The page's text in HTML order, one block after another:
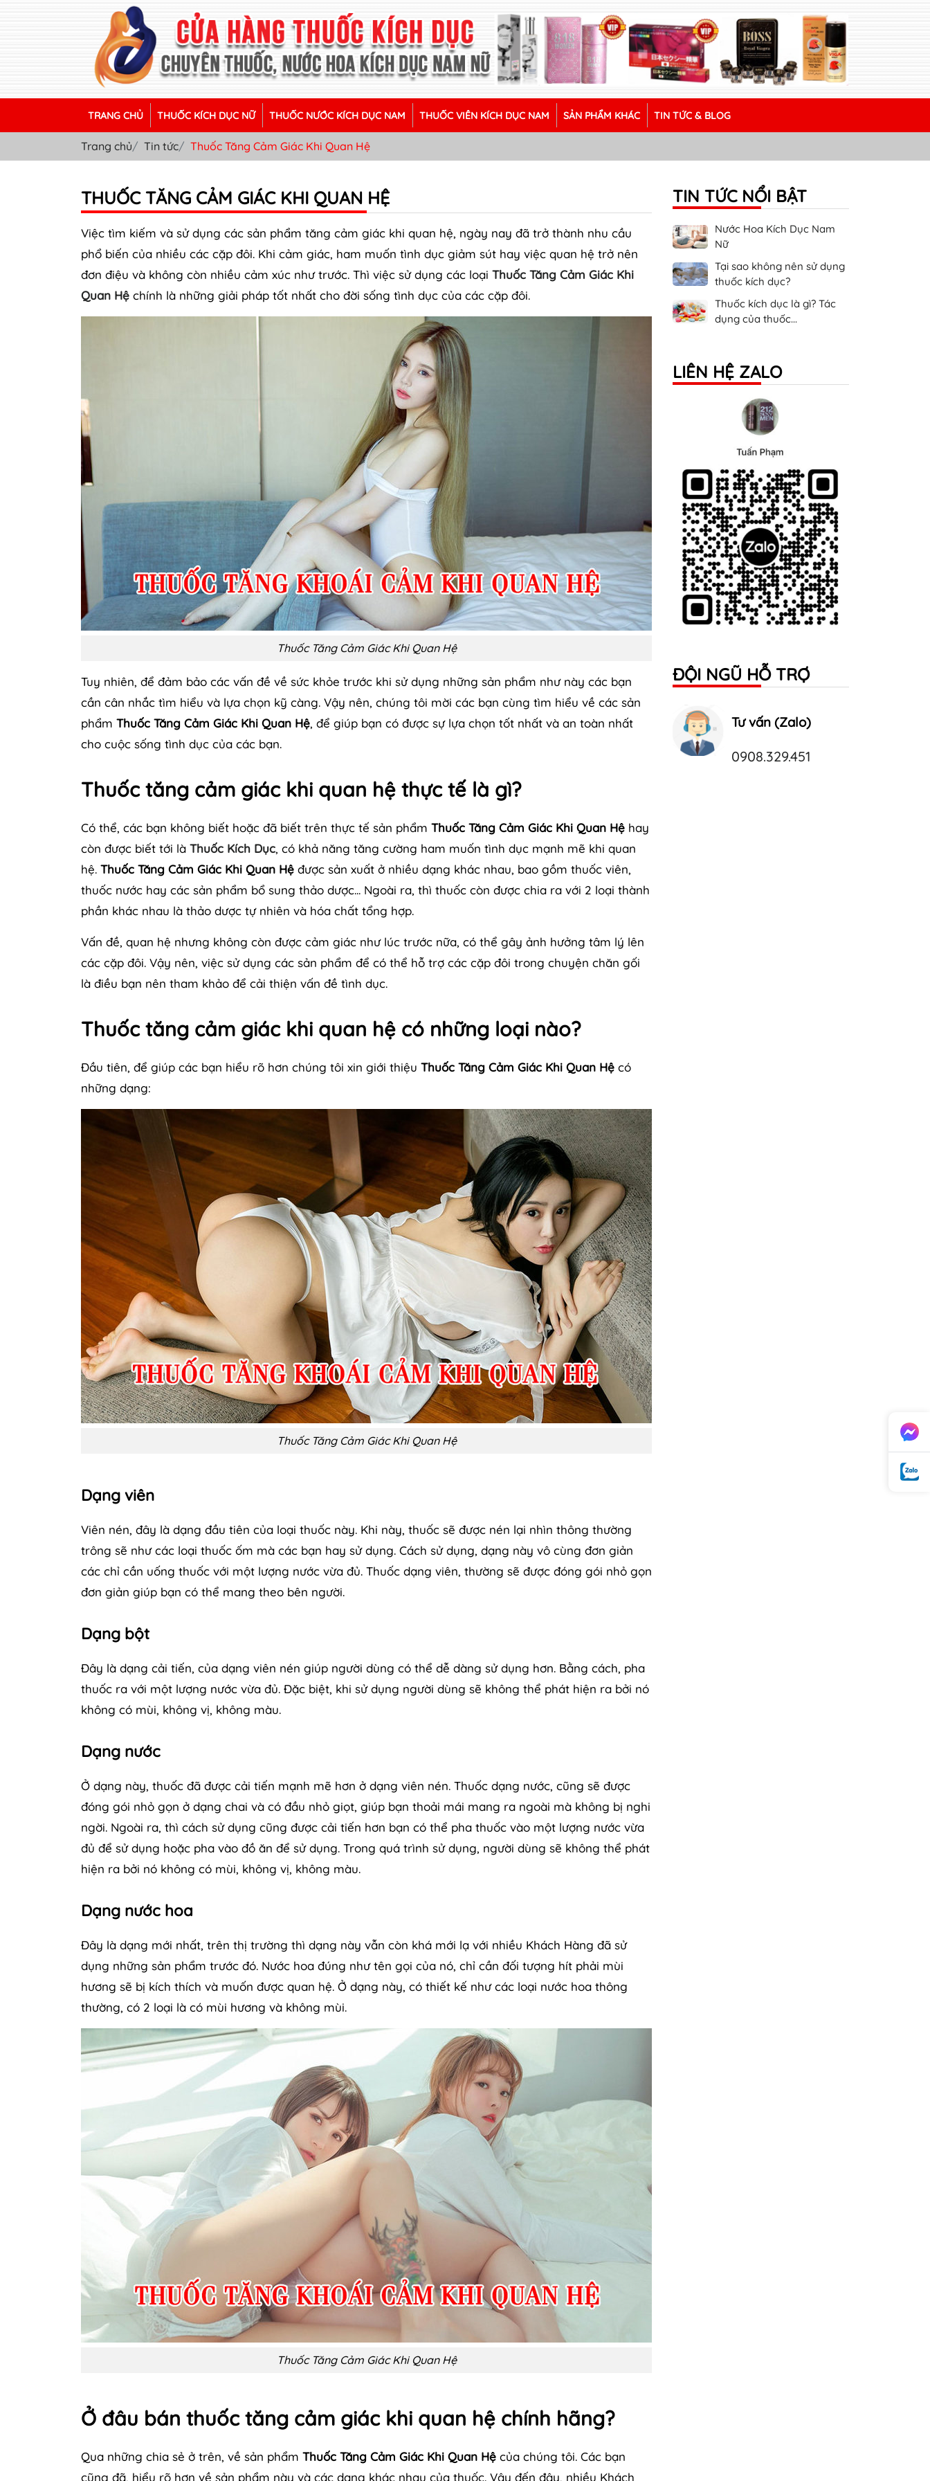
TRANG CHỦ THUỐC KÍCH DỤC NỮ THUỐC NƯỚC KÍCH DỤC NAM THUỐC VIÊN KÍCH DỤC NAM SẢN PHẨM KHÁC TIN TỨC & BLOG
Trang chủ Tin tức Thuốc Tăng Cảm Giác Khi Quan Hệ
THUỐC TĂNG CẢM GIÁC KHI QUAN HỆ
Việc tìm kiếm và sử dụng các sản phẩm tăng cảm giác khi quan hệ, ngày nay đã trở thành nhu cầu
phổ biến của nhiều các cặp đôi. Khi cảm giác, ham muốn tình dục giảm sút hay việc quan hệ trở nên
đơn điệu và không còn nhiều cảm xúc như trước. Thì việc sử dụng các loại Thuốc Tăng Cảm Giác Khi
Quan Hệ chính là những giải pháp tốt nhất cho đời sống tình dục của các cặp đôi.
Thuốc Tăng Cảm Giác Khi Quan Hệ
Tuy nhiên, để đảm bảo các vấn đề về sức khỏe trước khi sử dụng những sản phẩm như này các bạn
cần cân nhắc tìm hiểu và lựa chọn kỹ càng. Vậy nên, chúng tôi mời các bạn cùng tìm hiểu về các sản
phẩm Thuốc Tăng Cảm Giác Khi Quan Hệ, để giúp bạn có được sự lựa chọn tốt nhất và an toàn nhất
cho cuộc sống tình dục của các bạn.
Thuốc tăng cảm giác khi quan hệ thực tế là gì?
Có thể, các bạn không biết hoặc đã biết trên thực tế sản phẩm Thuốc Tăng Cảm Giác Khi Quan Hệ hay
còn được biết tới là Thuốc Kích Dục, có khả năng tăng cường ham muốn tình dục mạnh mẽ khi quan
hệ. Thuốc Tăng Cảm Giác Khi Quan Hệ được sản xuất ở nhiều dạng khác nhau, bao gồm thuốc viên,
thuốc nước hay các sản phẩm bổ sung thảo dược... Ngoài ra, thì thuốc còn được chia ra với 2 loại thành
phần khác nhau là thảo dược tự nhiên và hóa chất tổng hợp.
Vấn đề, quan hệ nhưng không còn được cảm giác như lúc trước nữa, có thể gây ảnh hưởng tâm lý lên
các cặp đôi. Vậy nên, việc sử dụng các sản phẩm để có thể hỗ trợ các cặp đôi trong chuyện chăn gối
là điều bạn nên tham khảo để cải thiện vấn đề tình dục.
Thuốc tăng cảm giác khi quan hệ có những loại nào?
Đầu tiên, để giúp các bạn hiểu rõ hơn chúng tôi xin giới thiệu Thuốc Tăng Cảm Giác Khi Quan Hệ có
những dạng:
Thuốc Tăng Cảm Giác Khi Quan Hệ
Dạng viên
Viên nén, đây là dạng đầu tiên của loại thuốc này. Khi này, thuốc sẽ được nén lại nhìn thông thường
trông sẽ như các loại thuốc ốm mà các bạn hay sử dụng. Cách sử dụng, dạng này vô cùng đơn giản
các chỉ cần uống thuốc với một lượng nước vừa đủ. Thuốc dạng viên, thường sẽ được đóng gói nhỏ gọn
đơn giản giúp bạn có thể mang theo bên người.
Dạng bột
Đây là dạng cải tiến, của dạng viên nén giúp người dùng có thể dễ dàng sử dụng hơn. Bằng cách, pha
thuốc ra với một lượng nước vừa đủ. Đặc biệt, khi sử dụng người dùng sẽ không thể phát hiện ra bởi nó
không có mùi, không vị, không màu.
Dạng nước
Ở dạng này, thuốc đã được cải tiến mạnh mẽ hơn ở dạng viên nén. Thuốc dạng nước, cũng sẽ được
đóng gói nhỏ gọn ở dạng chai và có đầu nhỏ giọt, giúp bạn thoải mái mang ra ngoài mà không bị nghi
ngời. Ngoài ra, thì cách sử dụng cũng được cải tiến hơn bạn có thể pha thuốc vào một lượng nước vừa
đủ để sử dụng hoặc pha vào đồ ăn để sử dụng. Trong quá trình sử dụng, người dùng sẽ không thể phát
hiện ra bởi nó không có mùi, không vị, không màu.
Dạng nước hoa
Đây là dạng mới nhất, trên thị trường thì dạng này vẫn còn khá mới lạ với nhiều Khách Hàng đã sử
dụng những sản phẩm trước đó. Nước hoa đúng như tên gọi của nó, chỉ cần đối tượng hít phải mùi
hương sẽ bị kích thích và muốn được quan hệ. Ở dạng này, có thiết kế như các loại nước hoa thông
thường, có 2 loại là có mùi hương và không mùi.
Thuốc Tăng Cảm Giác Khi Quan Hệ
Ở đâu bán thuốc tăng cảm giác khi quan hệ chính hãng?
Qua những chia sẻ ở trên, về sản phẩm Thuốc Tăng Cảm Giác Khi Quan Hệ của chúng tôi. Các bạn
cũng đã, hiểu rõ hơn về sản phẩm này và các dạng khác nhau của thuốc. Vậy đến đây, nhiều Khách
TIN TỨC NỔI BẬT
Nước Hoa Kích Dục Nam
Nữ
Tại sao không nên sử dụng
thuốc kích dục?
Thuốc kích dục là gì? Tác
dụng của thuốc...
LIÊN HỆ ZALO
ĐỘI NGŨ HỖ TRỢ
Tư vấn (Zalo)
0908.329.451